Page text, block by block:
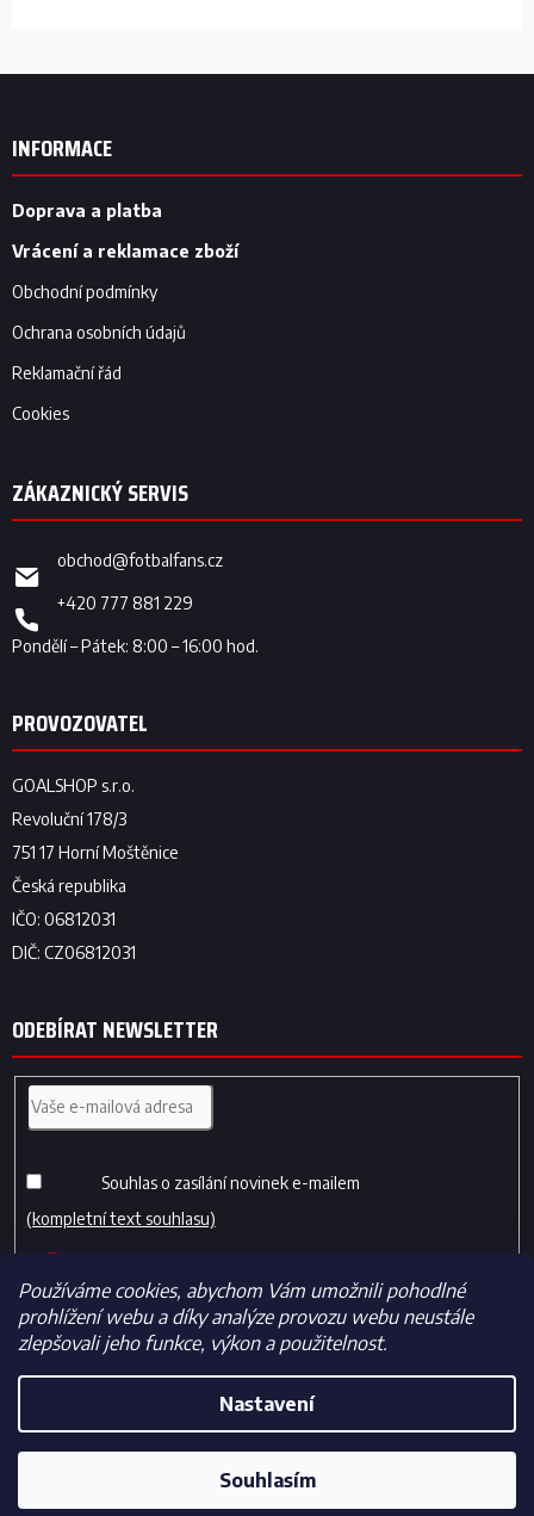
Používáme cookies, abychom Vám umožnili pohodlné
prohlížení webu a díky analýze provozu webu neustále
zlepšovali jeho funkce, výkon a použitelnost.
Nastavení
Souhlasím
Z
INFORMACE
Doprava a platba
Vrácení a reklamace zboží
Obchodní podmínky
Ochrana osobních údajů
Reklamační řád
Cookies
obchod@fotbalfans.cz
+420 777 881 229
ODEBÍRAT NEWSLETTER
Souhlas o zasílání novinek e-mailem
(kompletní text souhlasu)
SE
Vytvořil Shoptet
Fotbalfans.cz. Všechna práva vyhrazena.